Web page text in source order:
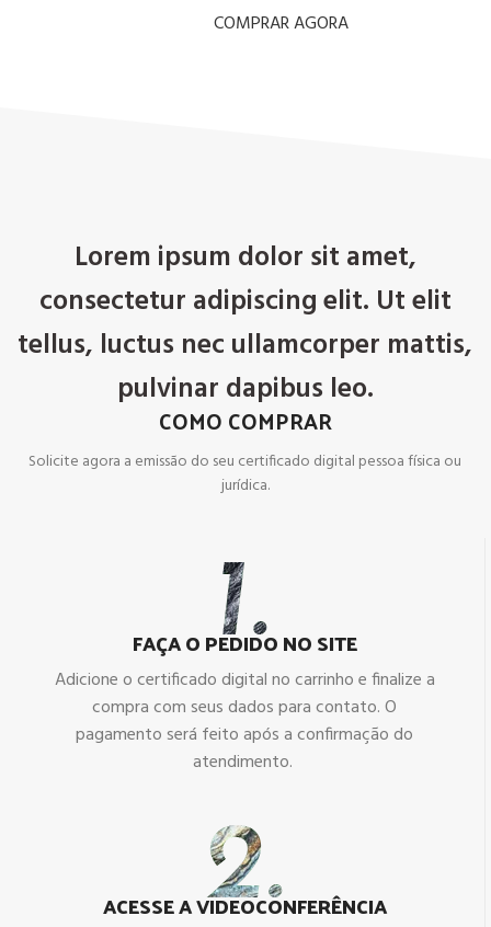
COMPRAR AGORA
Lorem ipsum dolor sit amet,
consectetur adipiscing elit. Ut elit
tellus, luctus nec ullamcorper mattis,
pulvinar dapibus leo.
COMO COMPRAR
Solicite agora a emissão do seu certificado digital pessoa física ou
jurídica.
FAÇA O PEDIDO NO SITE
Adicione o certificado digital no carrinho e finalize a
compra com seus dados para contato. O
pagamento será feito após a confirmação do
atendimento.
ACESSE A VIDEOCONFERÊNCIA